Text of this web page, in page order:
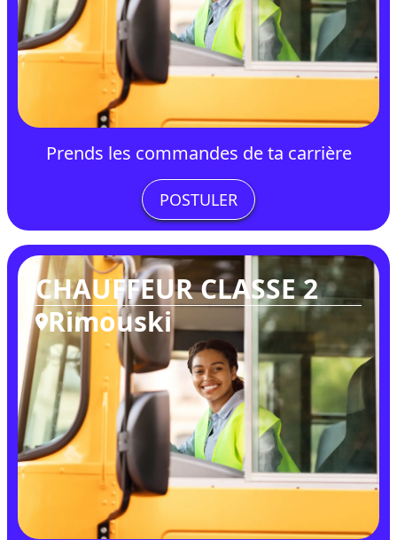
Prends les commandes de ta carrière
POSTULER
CHAUFFEUR CLASSE 2
Rimouski